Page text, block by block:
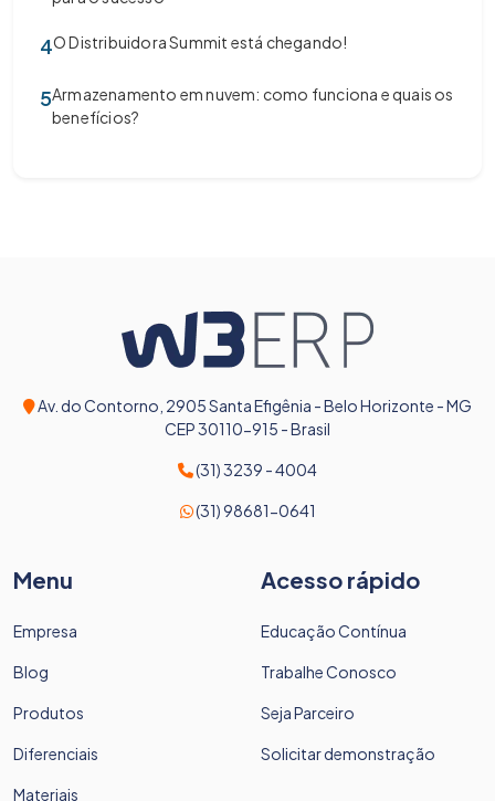
4O Distribuidora Summit está chegando!
5Armazenamento em nuvem: como funciona e quais os
benefícios?
Av. do Contorno, 2905 Santa Efigênia - Belo Horizonte - MG
CEP 30110-915 - Brasil
(31) 3239 - 4004
(31) 98681-0641
Menu
Empresa
Blog
Produtos
Diferenciais
Materiais
Acesso rápido
Educação Contínua
Trabalhe Conosco
Seja Parceiro
Solicitar demonstração